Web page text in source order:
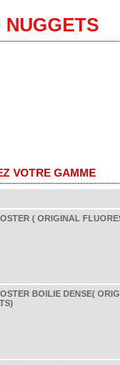
NUGGETS
VOTRE GAMME
( ORIGINAL
BOILIE DENSE(